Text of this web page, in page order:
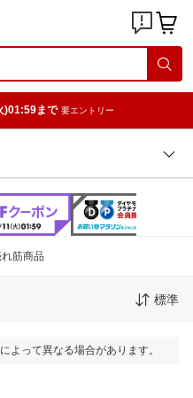
)01:59まで 要エントリー
筋商品
標準
よって異なる場合があります。